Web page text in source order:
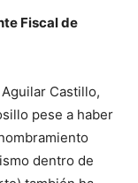
Fiscal de
Castillo,
pese a haber
dentro de